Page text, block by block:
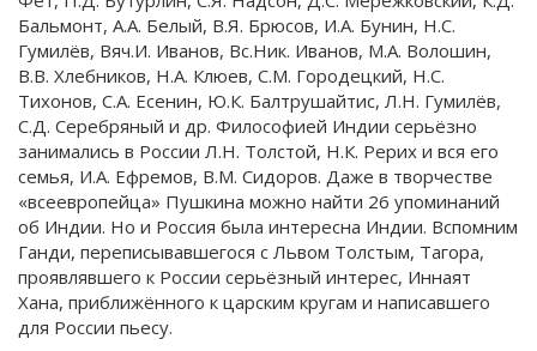
Бальмонт, А.А. Белый, В.Я. Брюсов, И.А. Бунин, Н.С.
Гумилёв, Вяч.И. Иванов, Вс.Ник. Иванов, М.А. Волошин,
В.В. Хлебников, Н.А. Клюев, С.М. Городецкий, Н.С.
Тихонов, С.А. Есенин, Ю.К. Балтрушайтис, Л.Н. Гумилёв,
С.Д. Серебряный и др. Философией Индии серьёзно
занимались в России Л.Н. Толстой, Н.К. Рерих и вся его
семья, И.А. Ефремов, В.М. Сидоров. Даже в творчестве
«всеевропейца» Пушкина можно найти 26 упоминаний
об Индии. Но и Россия была интересна Индии. Вспомним
Ганди, переписывавшегося с Львом Толстым, Тагора,
проявлявшего к России серьёзный интерес, Иннаят
Хана, приближённого к царским кругам и написавшего
для России пьесу.